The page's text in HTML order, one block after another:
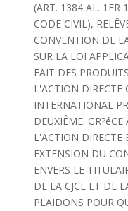
(ART. 1384 AL. 1ER
CODE CIVIL),
CONVENTION DE
SUR LA LOI
FAIT DES
L'ACTION DIRECTE
INTERNATIONAL
DEUXIÊME.
L'ACTION DIRECTE
EXTENSION DU
ENVERS LE
DE LA CJCE ET DE
PLAIDONS POUR